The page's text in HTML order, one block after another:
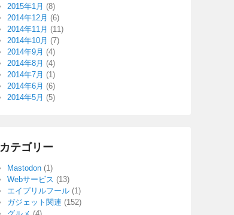
2015年1月 (8)
2014年12月 (6)
2014年11月 (11)
2014年10月 (7)
2014年9月 (4)
2014年8月 (4)
2014年7月 (1)
2014年6月 (6)
2014年5月 (5)
カテゴリー
Mastodon (1)
Webサービス (13)
エイプリルフール (1)
ガジェット関連 (152)